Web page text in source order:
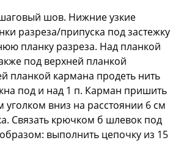
шов. Нижние узкие
разреза/припуска под застежку
планку разреза. Над планкой
под верхней планкой
планкой кармана продеть нить
под и над 1 п. Карман пришить
уголком вниз на расстоянии 6 см
Связать крючком б шлевок под
выполнить цепочку из 15